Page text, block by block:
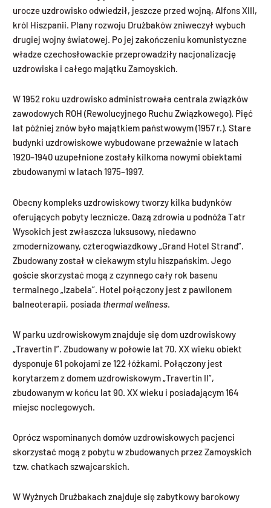
urocze uzdrowisko odwiedził, jeszcze przed wojną, Alfons XIII,
król Hiszpanii. Plany rozwoju Drużbaków zniweczył wybuch
drugiej wojny światowej. Po jej zakończeniu komunistyczne
władze czechosłowackie przeprowadziły nacjonalizację
uzdrowiska i całego majątku Zamoyskich.
W 1952 roku uzdrowisko administrowała centrala związków
zawodowych ROH (Rewolucyjnego Ruchu Związkowego). Pięć
lat później znów było majątkiem państwowym (1957 r.). Stare
budynki uzdrowiskowe wybudowane przeważnie w latach
1920–1940 uzupełnione zostały kilkoma nowymi obiektami
zbudowanymi w latach 1975–1997.
Obecny kompleks uzdrowiskowy tworzy kilka budynków
oferujących pobyty lecznicze. Oazą zdrowia u podnóża Tatr
Wysokich jest zwłaszcza luksusowy, niedawno
zmodernizowany, czterogwiazdkowy „Grand Hotel Strand”.
Zbudowany został w ciekawym stylu hiszpańskim. Jego
goście skorzystać mogą z czynnego cały rok basenu
termalnego „Izabela”. Hotel połączony jest z pawilonem
balneoterapii, posiada thermal wellness.
W parku uzdrowiskowym znajduje się dom uzdrowiskowy
„Travertín I”. Zbudowany w połowie lat 70. XX wieku obiekt
dysponuje 61 pokojami ze 122 łóżkami. Połączony jest
korytarzem z domem uzdrowiskowym „Travertín II”,
zbudowanym w końcu lat 90. XX wieku i posiadającym 164
miejsc noclegowych.
Oprócz wspominanych domów uzdrowiskowych pacjenci
skorzystać mogą z pobytu w zbudowanych przez Zamoyskich
tzw. chatkach szwajcarskich.
W Wyżnych Drużbakach znajduje się zabytkowy barokowy